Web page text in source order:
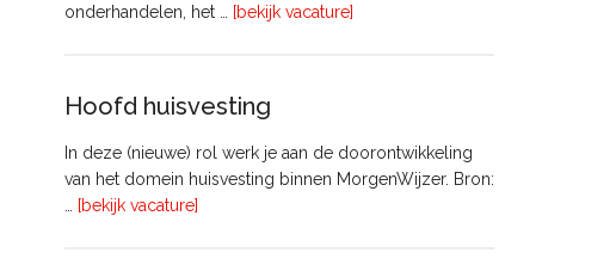
onderhandelen, het …
[bekijk vacature]
Hoofd huisvesting
In deze (nieuwe) rol werk je aan de doorontwikkeling
van het domein huisvesting binnen MorgenWijzer. Bron:
[bekijk vacature]